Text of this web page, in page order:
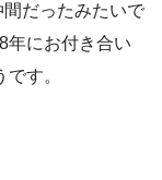
だったみたいで
年にお付き合い
です。